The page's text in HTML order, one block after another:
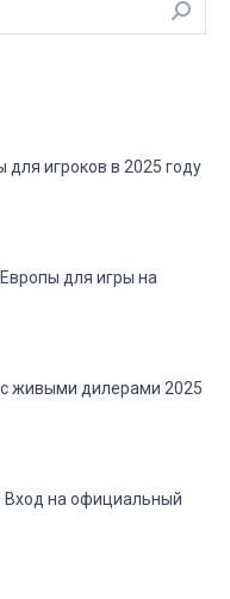
игроков в 2025 году
для игры на
живыми дилерами 2025
Вход на официальный